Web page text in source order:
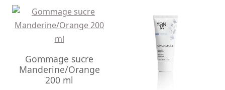
Gommage sucre
Manderine/Orange
200 ml